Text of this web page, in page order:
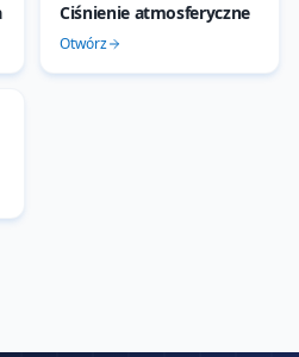
Ciśnienie atmosferyczne
Otwórz